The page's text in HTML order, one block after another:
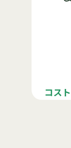
コス